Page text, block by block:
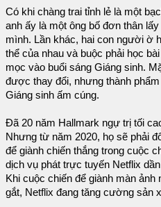
Có khi chàng trai tỉnh lẻ là một
anh ấy là một ông bố đơn thân
mình. Lần khác, hai con người ờ
thể của nhau và buộc phải học
mọc vào buổi sáng Giáng sinh.
được thay đổi, nhưng thành
Giáng sinh ấm cúng.
Đã 20 năm Hallmark ngự trị tối
Nhưng từ năm 2020, họ sẽ phải
để giành chiến thắng trong cuộc
dịch vụ phát trực tuyến Netflix
Khi cuộc chiến để giành màn
gắt, Netflix đang tăng cường sản